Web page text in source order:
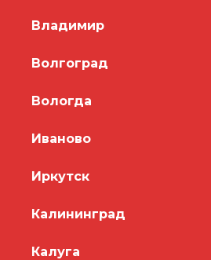
Владимир
Волгоград
Вологда
Иваново
Иркутск
Калининград
Калуга